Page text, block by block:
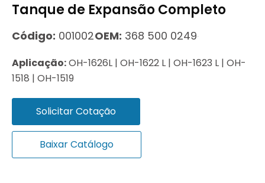
Tanque de Expansão Completo
Código: 001002OEM: 368 500 0249
Aplicação:OH-1626L | OH-1622 L | OH-1623 L | OH-
1518 | OH-1519
Solicitar Cotação
Baixar Catálogo